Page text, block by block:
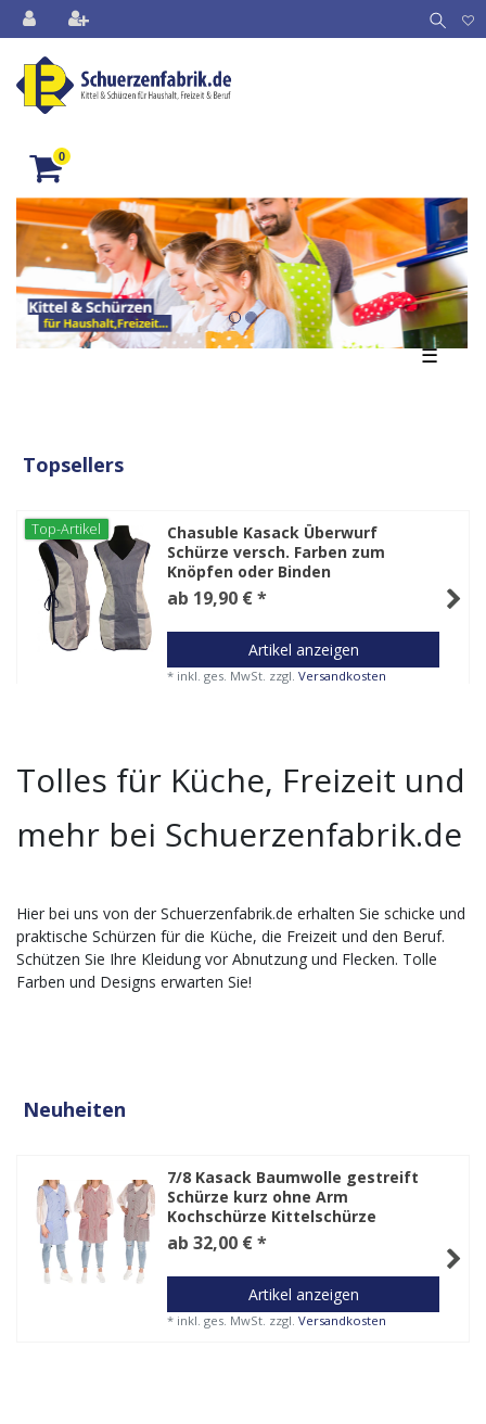
☰
0
Topsellers
Top-Artikel
Chasuble Kasack Überwurf
Schürze versch. Farben zum
Knöpfen oder Binden
ab 19,90 € *
Artikel anzeigen
* inkl. ges. MwSt. zzgl.Versandkosten
Tolles für Küche, Freizeit und
mehr bei Schuerzenfabrik.de
Hier bei uns von der Schuerzenfabrik.de erhalten Sie schicke und
praktische Schürzen für die Küche, die Freizeit und den Beruf.
Schützen Sie Ihre Kleidung vor Abnutzung und Flecken. Tolle
Farben und Designs erwarten Sie!
Neuheiten
7/8 Kasack Baumwolle gestreift
Schürze kurz ohne Arm
Kochschürze Kittelschürze
ab 32,00 € *
Artikel anzeigen
* inkl. ges. MwSt. zzgl.Versandkosten